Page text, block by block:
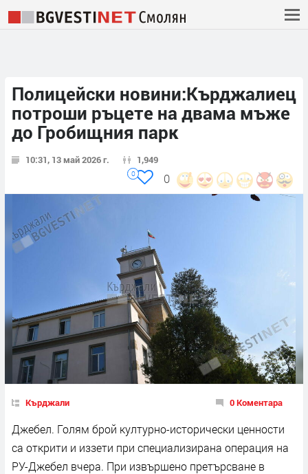
Полицейски новини:Кърджалиец
потроши ръцете на двама мъже
до Гробищния парк
10:31, 13 май 2026 г. 1,949
0
0
Кърджали 0 Коментара
Джебел. Голям брой културно-исторически ценности
са открити и иззети при специализирана операция на
РУ-Джебел вчера. При извършено претърсване в